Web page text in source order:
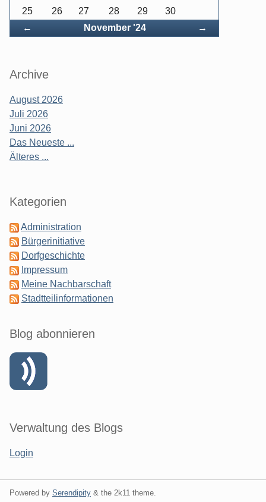
← November '24 Vorwärts
→
25
26 27 28 29 30
Archive
August 2026
Juli 2026
Juni 2026
Das Neueste ...
Älteres ...
Kategorien
Administration
Bürgerinitiative
Dorfgeschichte
Impressum
Meine Nachbarschaft
Stadtteilinformationen
Blog abonnieren
Verwaltung des Blogs
Login
Powered by Serendipity & the 2k11 theme.